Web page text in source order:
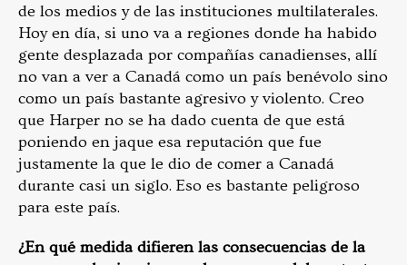
de los medios y de las instituciones multilaterales.
Hoy en día, si uno va a regiones donde ha habido
gente desplazada por compañías canadienses, allí
no van a ver a Canadá como un país benévolo sino
como un país bastante agresivo y violento. Creo
que Harper no se ha dado cuenta de que está
poniendo en jaque esa reputación que fue
justamente la que le dio de comer a Canadá
durante casi un siglo. Eso es bastante peligroso
para este país.
¿En qué medida difieren las consecuencias de la